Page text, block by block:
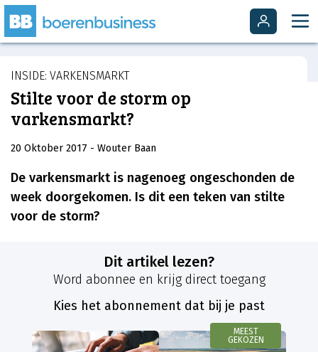
INSIDE: VARKENSMARKT
Stilte voor de storm op
varkensmarkt?
20 Oktober 2017 - Wouter Baan
De varkensmarkt is nagenoeg ongeschonden de
week doorgekomen. Is dit een teken van stilte
voor de storm?
Dit artikel lezen?
Word abonnee en krijg direct toegang
Kies het abonnement dat bij je past
MEEST
GEKOZEN